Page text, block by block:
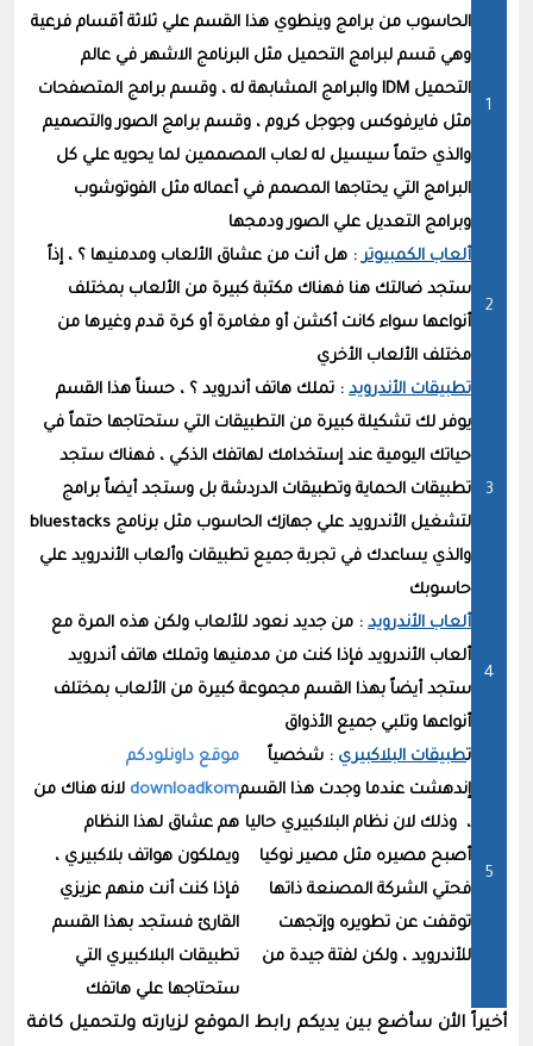
الحاسوب من برامج وينطوي هذا القسم علي ثلاثة أقسام فرعية
وهي قسم لبرامج التحميل مثل البرنامج الاشهر في عالم
التحميل IDM والبرامج المشابهة له ، وقسم برامج المتصفحات
مثل فايرفوكس وجوجل كروم ، وقسم برامج الصور والتصميم
والذي حتماً سيسيل له لعاب المصممين لما يحويه علي كل
البرامج التي يحتاجها المصمم في أعماله مثل الفوتوشوب
وبرامج التعديل علي الصور ودمجها
ألعاب الكمبيوتر : هل أنت من عشاق الألعاب ومدمنيها ؟ ، إذاً
ستجد ضالتك هنا فهناك مكتبة كبيرة من الألعاب بمختلف
أنواعها سواء كانت أكشن أو مغامرة أو كرة قدم وغيرها من
مختلف الألعاب الأخري
تطبيقات الأندرويد : تملك هاتف أندرويد ؟ ، حسناً هذا القسم
يوفر لك تشكيلة كبيرة من التطبيقات التي ستحتاجها حتماً في
حياتك اليومية عند إستخدامك لهاتفك الذكي ، فهناك ستجد
تطبيقات الحماية وتطبيقات الدردشة بل وستجد أيضاً برامج
لتشغيل الأندرويد علي جهازك الحاسوب مثل برنامج bluestacks
والذي يساعدك في تجربة جميع تطبيقات وألعاب الأندرويد علي
حاسوبك
ألعاب الأندرويد : من جديد نعود للألعاب ولكن هذه المرة مع
ألعاب الأندرويد فإذا كنت من مدمنيها وتملك هاتف أندرويد
ستجد أيضاً بهذا القسم مجموعة كبيرة من الألعاب بمختلف
أنواعها وتلبي جميع الأذواق
تطبيقات البلاكبيري : شخصياً
إندهشت عندما وجدت هذا القسم
، وذلك لان نظام البلاكبيري حاليا
أصبح مصيره مثل مصير نوكيا
فحتي الشركة المصنعة ذاتها
توقفت عن تطويره وإتجهت
للأندرويد ، ولكن لفتة جيدة من
موقع داونلودكم
downloadkom لانه هناك من
هم عشاق لهذا النظام
ويملكون هواتف بلاكبيري ،
فإذا كنت أنت منهم عزيزي
القارئ فستجد بهذا القسم
تطبيقات البلاكبيري التي
ستحتاجها علي هاتفك
أخيراً الأن سأضع بين يديكم رابط الموقع لزيارته ولتحميل كافة